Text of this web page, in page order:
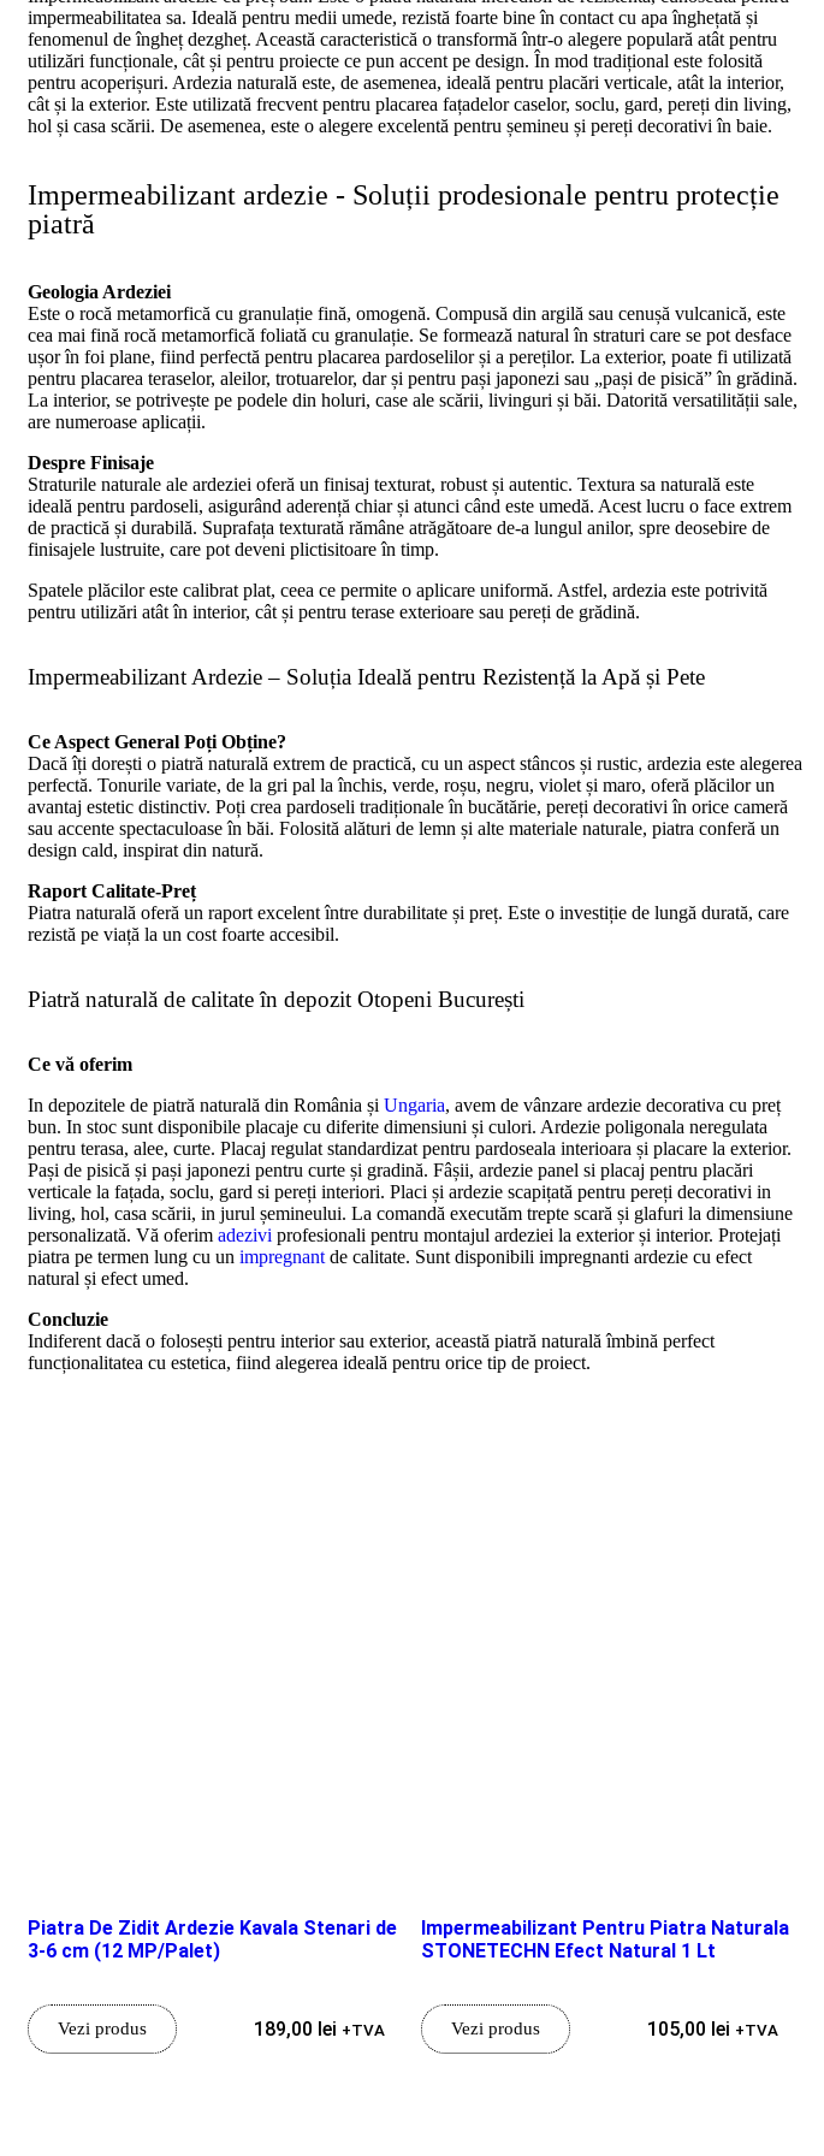
impermeabilitatea sa. Ideală pentru medii umede, rezistă foarte bine în contact cu apa înghețată și
fenomenul de îngheț dezgheț. Această caracteristică o transformă într-o alegere populară atât pentru
utilizări funcționale, cât și pentru proiecte ce pun accent pe design. În mod tradițional este folosită
pentru acoperișuri. Ardezia naturală este, de asemenea, ideală pentru placări verticale, atât la interior,
cât și la exterior. Este utilizată frecvent pentru placarea fațadelor caselor, soclu, gard, pereți din living,
hol și casa scării. De asemenea, este o alegere excelentă pentru șemineu și pereți decorativi în baie.
Impermeabilizant ardezie - Soluții prodesionale pentru protecție
piatră
Geologia Ardeziei
Este o rocă metamorfică cu granulație fină, omogenă. Compusă din argilă sau cenușă vulcanică, este
cea mai fină rocă metamorfică foliată cu granulație. Se formează natural în straturi care se pot desface
ușor în foi plane, fiind perfectă pentru placarea pardoselilor și a pereților. La exterior, poate fi utilizată
pentru placarea teraselor, aleilor, trotuarelor, dar și pentru pași japonezi sau „pași de pisică” în grădină.
La interior, se potrivește pe podele din holuri, case ale scării, livinguri și băi. Datorită versatilității sale,
are numeroase aplicații.
Despre Finisaje
Straturile naturale ale ardeziei oferă un finisaj texturat, robust și autentic. Textura sa naturală este
ideală pentru pardoseli, asigurând aderență chiar și atunci când este umedă. Acest lucru o face extrem
de practică și durabilă. Suprafața texturată rămâne atrăgătoare de-a lungul anilor, spre deosebire de
finisajele lustruite, care pot deveni plictisitoare în timp.
Spatele plăcilor este calibrat plat, ceea ce permite o aplicare uniformă. Astfel, ardezia este potrivită
pentru utilizări atât în interior, cât și pentru terase exterioare sau pereți de grădină.
Impermeabilizant Ardezie – Soluția Ideală pentru Rezistență la Apă și Pete
Ce Aspect General Poți Obține?
Dacă îți dorești o piatră naturală extrem de practică, cu un aspect stâncos și rustic, ardezia este alegerea
perfectă. Tonurile variate, de la gri pal la închis, verde, roșu, negru, violet și maro, oferă plăcilor un
avantaj estetic distinctiv. Poți crea pardoseli tradiționale în bucătărie, pereți decorativi în orice cameră
sau accente spectaculoase în băi. Folosită alături de lemn și alte materiale naturale, piatra conferă un
design cald, inspirat din natură.
Raport Calitate-Preț
Piatra naturală oferă un raport excelent între durabilitate și preț. Este o investiție de lungă durată, care
rezistă pe viață la un cost foarte accesibil.
Piatră naturală de calitate în depozit Otopeni București
Ce vă oferim
In depozitele de piatră naturală din România și Ungaria, avem de vânzare ardezie decorativa cu preț
bun. In stoc sunt disponibile placaje cu diferite dimensiuni și culori. Ardezie poligonala neregulata
pentru terasa, alee, curte. Placaj regulat standardizat pentru pardoseala interioara și placare la exterior.
Pași de pisică și pași japonezi pentru curte și gradină. Fâșii, ardezie panel si placaj pentru placări
verticale la fațada, soclu, gard si pereți interiori. Placi și ardezie scapițată pentru pereți decorativi in
living, hol, casa scării, in jurul șemineului. La comandă executăm trepte scară și glafuri la dimensiune
personalizată. Vă oferim adezivi profesionali pentru montajul ardeziei la exterior și interior. Protejați
piatra pe termen lung cu un impregnant de calitate. Sunt disponibili impregnanti ardezie cu efect
natural și efect umed.
Concluzie
Indiferent dacă o folosești pentru interior sau exterior, această piatră naturală îmbină perfect
funcționalitatea cu estetica, fiind alegerea ideală pentru orice tip de proiect.
Piatra De Zidit Ardezie Kavala Stenari de
3-6 cm (12 MP/Palet)
Vezi produs 189,00 lei +TVA
Impermeabilizant Pentru Piatra Naturala
STONETECHN Efect Natural 1 Lt
Vezi produs 105,00 lei +TVA